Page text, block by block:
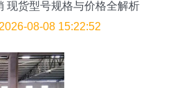
现货型号规格与价格全解析
08-08 15:22:52